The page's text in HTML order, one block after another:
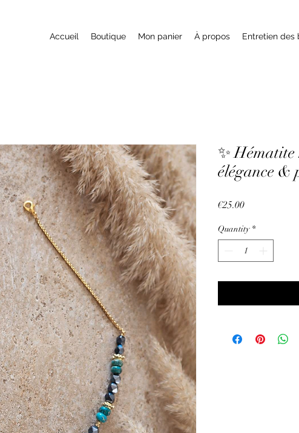
Accueil Boutique Mon panier À propos Entretien des
✨
élégance &
€25.00Price
Quantity *